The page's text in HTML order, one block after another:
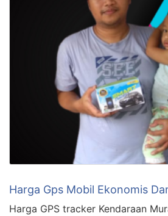
Harga Gps Mobil Ekonomis
Harga GPS tracker Kendaraan